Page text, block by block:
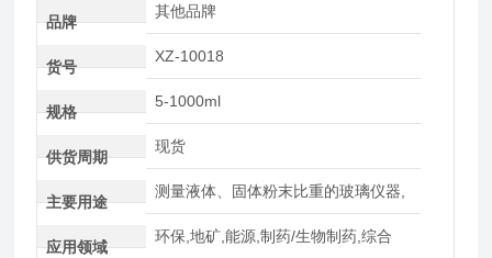
品牌
其他品牌
货号
XZ-10018
规格
5-1000ml
供货周期
现货
主要用途
测量液体、固体粉末比重的玻璃仪器,
应用领域
环保,地矿,能源,制药/生物制药,综合